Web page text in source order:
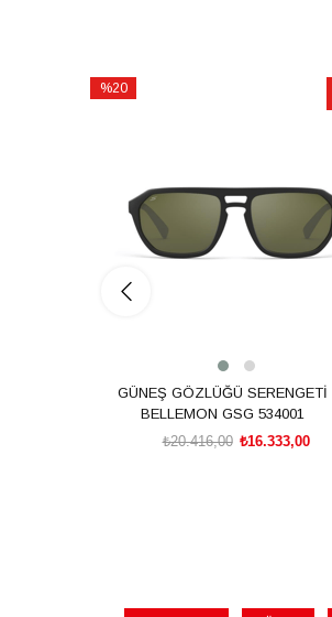
%20
GÜNEŞ GÖZLÜĞÜ SERENGETİ
BELLEMON GSG 534001
₺16.333,00
₺20.416,00